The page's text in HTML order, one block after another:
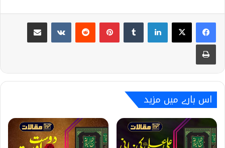
اس بارے میں مزید